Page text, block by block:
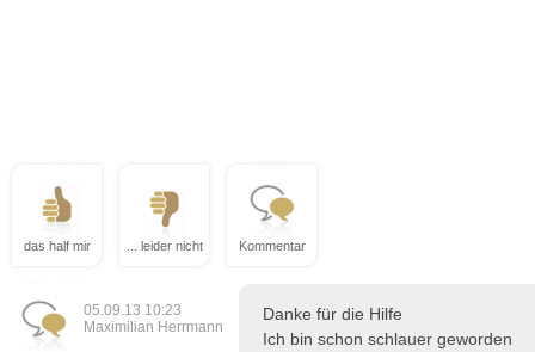
das half mir ... leider nicht Kommentar
05.09.13 10:23
Maximilian Herrmann
Danke für die Hilfe
Ich bin schon schlauer geworden